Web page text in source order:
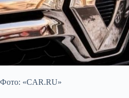
Фото: «CAR.RU»